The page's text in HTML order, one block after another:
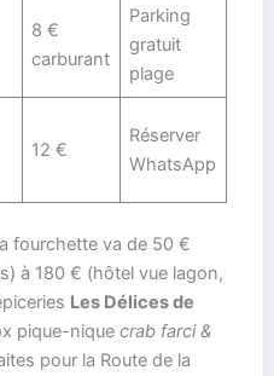
8 €
carburant
Parking
gratuit
plage
12 €
Réserver
WhatsApp
fourchette va de 50 €
à 180 € (hôtel vue lagon,
Les Délices de
pique-nique crab farci &
pour la Route de la